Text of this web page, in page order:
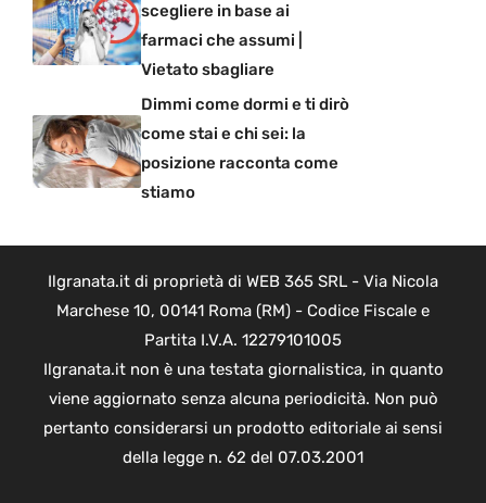
scegliere in base ai
farmaci che assumi |
Vietato sbagliare
Dimmi come dormi e ti dirò
come stai e chi sei: la
posizione racconta come
stiamo
Ilgranata.it di proprietà di WEB 365 SRL - Via Nicola
Marchese 10, 00141 Roma (RM) - Codice Fiscale e
Partita I.V.A. 12279101005
Ilgranata.it non è una testata giornalistica, in quanto
viene aggiornato senza alcuna periodicità. Non può
pertanto considerarsi un prodotto editoriale ai sensi
della legge n. 62 del 07.03.2001